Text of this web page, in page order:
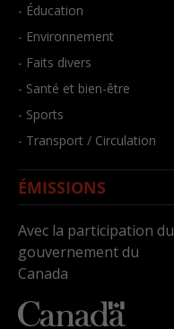
- Éducation
- Environnement
- Faits divers
- Santé et bien-être
- Sports
- Transport / Circulation
ÉMISSIONS
Avec la participation du
gouvernement du
Canada